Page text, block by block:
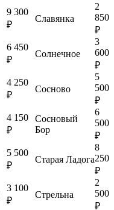
9 300
₽
Славянка
2
850
₽
6 450
₽
Солнечное
3
600
₽
4 250
₽
Сосново
5
500
₽
4 150
₽
Сосновый
Бор
6
500
₽
5 500
₽
Старая Ладога
8
250
₽
3 100
₽
Стрельна
2
500
₽